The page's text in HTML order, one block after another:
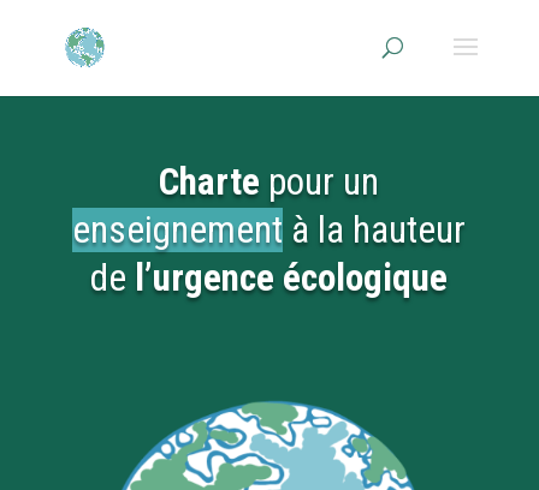
Charte pour un
enseignement à la hauteur
de l’urgence écologique